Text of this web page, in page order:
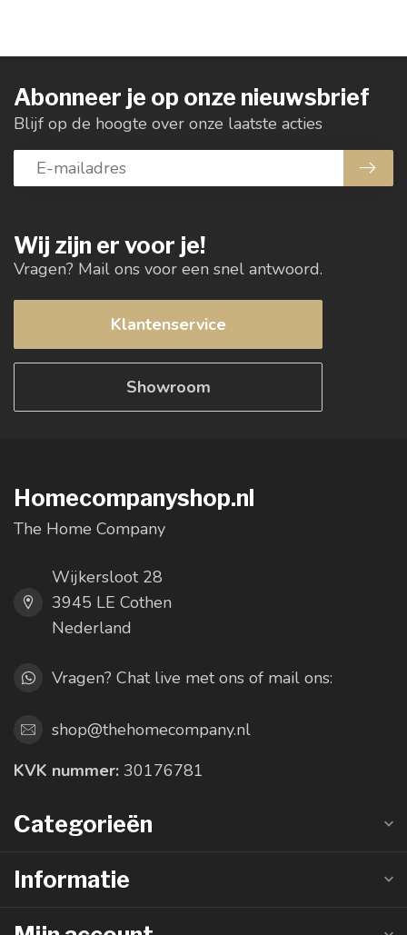
Wij zijn er voor je!
Vragen? Mail ons voor een snel antwoord.
Klantenservice
Showroom
Abonneer je op onze nieuwsbrief
Blijf op de hoogte over onze laatste acties
Homecompanyshop.nl
The Home Company
Wijkersloot 28
3945 LE Cothen
Nederland
Vragen? Chat live met ons of mail ons:
shop@thehomecompany.nl
KVK nummer: 30176781
Categorieën
Informatie